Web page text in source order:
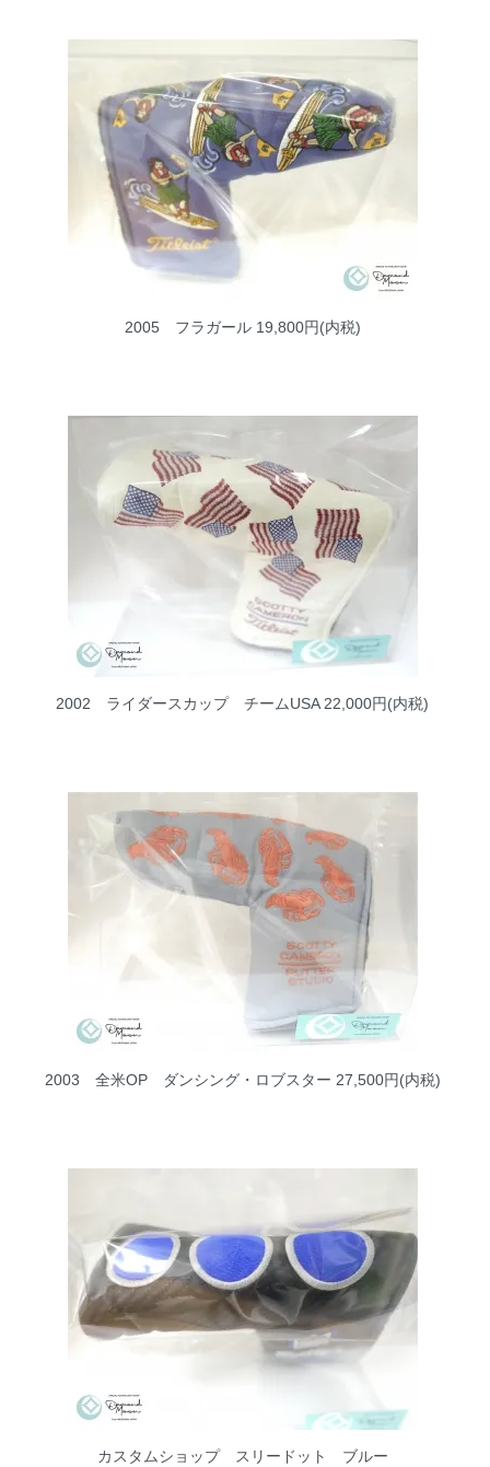
2005 フラガール19,800円(内税)
2002 ライダースカップ チームUSA22,000円(内税)
2003 全米OP ダンシング・ロブスター 27,500円(内税)
カスタムショップ スリードット ブルー